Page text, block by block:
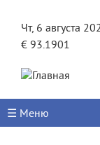
Чт, 6 августа
€ 93.1901
☰ Меню